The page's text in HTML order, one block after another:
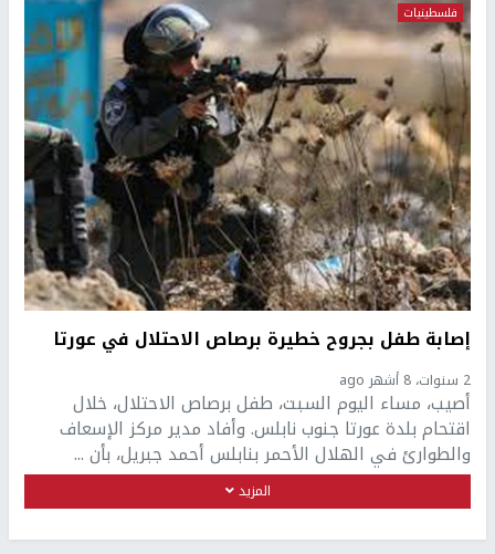
فلسطينيات
إصابة طفل بجروح خطيرة برصاص الاحتلال في عورتا
2 سنوات، 8 أشهر ago
أصيب، مساء اليوم السبت، طفل برصاص الاحتلال، خلال
اقتحام بلدة عورتا جنوب نابلس. وأفاد مدير مركز الإسعاف
والطوارئ في الهلال الأحمر بنابلس أحمد جبريل، بأن ...
المزيد